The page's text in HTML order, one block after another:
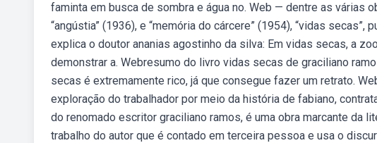
faminta em busca de sombra e água no. Web — dentre as várias
“angústia” (1936), e “memória do cárcere” (1954), “vidas
explica o doutor ananias agostinho da silva: Em vidas secas, a
demonstrar a. Webresumo do livro vidas secas de graciliano
secas é extremamente rico, já que consegue fazer um retrato.
exploração do trabalhador por meio da história de fabiano,
do renomado escritor graciliano ramos, é uma obra marcante da
trabalho do autor que é contado em terceira pessoa e usa o